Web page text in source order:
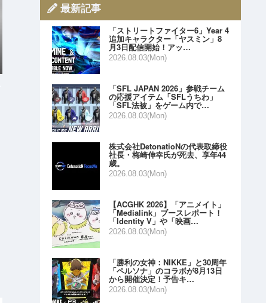
最新記事
「ストリートファイター6」Year 4
追加キャラクター「ヤスミン」8
月3日配信開始！アッ…
2026.08.03(Mon)
「SFL JAPAN 2026」参戦チーム
の応援アイテム「SFLうちわ」
「SFL法被」をゲーム内で…
2026.08.03(Mon)
株式会社DetonatioNの代表取締役
社長・梅崎伸幸氏が死去、享年44
歳。
2026.08.03(Mon)
【ACGHK 2026】「アニメイト」
「Medialink」ブースレポート！
「Identity V」や「映画…
2026.08.03(Mon)
「勝利の女神：NIKKE」と30周年
「ペルソナ」のコラボが8月13日
から開催決定！予告キ…
2026.08.03(Mon)